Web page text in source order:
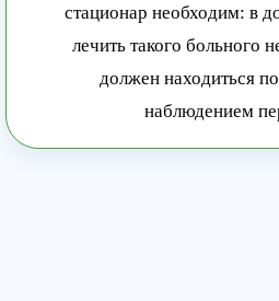
стационар необходим: в
лечить такого больного
должен находиться
наблюдением